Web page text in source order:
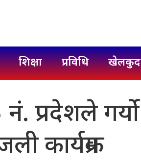
शिक्षा प्रविधि खेलकुद
नंं. प्रदेशले गर्याे
कार्यक्रम